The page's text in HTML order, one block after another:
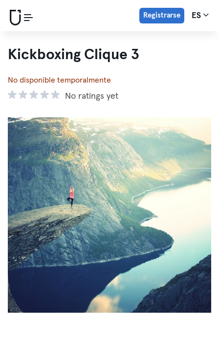
Registrarse ES
Kickboxing Clique 3
No disponible temporalmente
No ratings yet